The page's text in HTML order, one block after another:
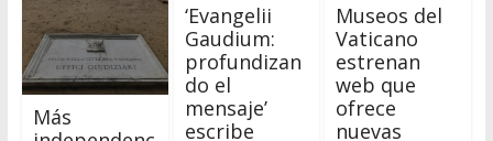
Más
‘Evangelii
Gaudium:
profundizan
do el
mensaje’
escribe
Museos del
Vaticano
estrenan
web que
ofrece
nuevas